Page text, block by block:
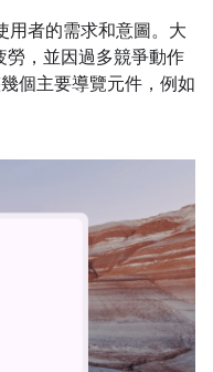
用者的需求和意圖。大
勞，並因過多競爭動作
個主要導覽元件，例如